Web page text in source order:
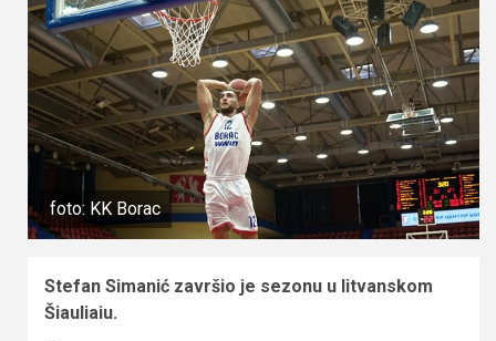
foto: KK Borac
Stefan Simanić završio je sezonu u litvanskom
Šiauliaiu.